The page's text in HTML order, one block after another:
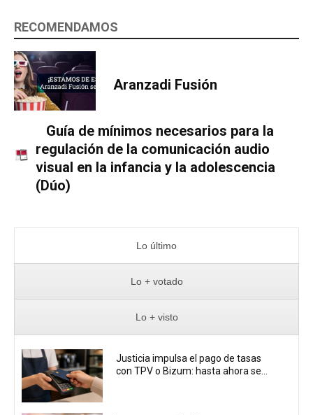
RECOMENDAMOS
Aranzadi Fusión
Guía de mínimos necesarios para la
regulación de la comunicación audio
visual en la infancia y la adolescencia
(Dúo)
Lo último
Lo + votado
Lo + visto
Justicia impulsa el pago de tasas
con TPV o Bizum: hasta ahora se...